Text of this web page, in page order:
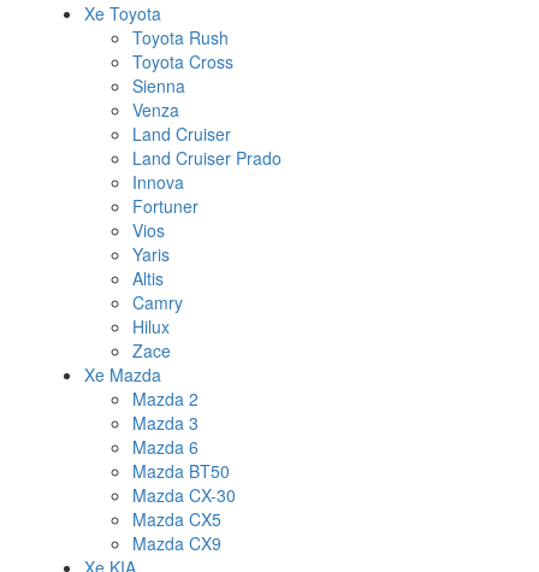
Xe Toyota
Toyota Rush
Toyota Cross
Sienna
Venza
Land Cruiser
Land Cruiser Prado
Innova
Fortuner
Vios
Yaris
Altis
Camry
Hilux
Zace
Xe Mazda
Mazda 2
Mazda 3
Mazda 6
Mazda BT50
Mazda CX-30
Mazda CX5
Mazda CX9